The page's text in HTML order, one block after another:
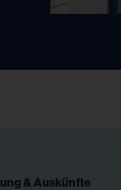
& Auskünfte